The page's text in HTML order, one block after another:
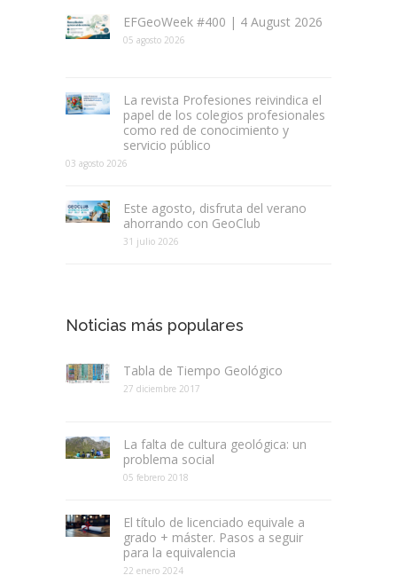
EFGeoWeek #400 | 4 August 2026
05 agosto 2026
La revista Profesiones reivindica el
papel de los colegios profesionales
como red de conocimiento y
servicio público
03 agosto 2026
Este agosto, disfruta del verano
ahorrando con GeoClub
31 julio 2026
Noticias más populares
Tabla de Tiempo Geológico
27 diciembre 2017
La falta de cultura geológica: un
problema social
05 febrero 2018
El título de licenciado equivale a
grado + máster. Pasos a seguir
para la equivalencia
22 enero 2024